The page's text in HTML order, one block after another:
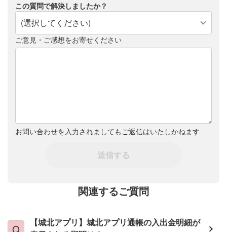
この質問で解決しましたか？
(選択してください)
ご意見・ご感想をお寄せください
お問い合わせを入力されましてもご返信はいたしかねます
送信する
関連するご質問
【城北アプリ】城北アプリ通帳の入出金明細が